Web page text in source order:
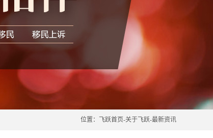
位置： 飞跃首页-关于飞跃-最新资讯